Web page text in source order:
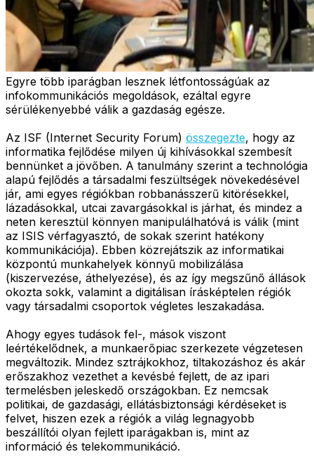
Egyre több iparágban lesznek létfontosságúak az
infokommunikációs megoldások, ezáltal egyre
sérülékenyebbé válik a gazdaság egésze.
Az ISF (Internet Security Forum) összegezte, hogy az
informatika fejlődése milyen új kihívásokkal szembesít
bennünket a jövőben. A tanulmány szerint a technológia
alapú fejlődés a társadalmi feszültségek növekedésével
jár, ami egyes régiókban robbanásszerű kitörésekkel,
lázadásokkal, utcai zavargásokkal is járhat, és mindez a
neten keresztül könnyen manipulálhatóvá is válik (mint
az ISIS vérfagyasztó, de sokak szerint hatékony
kommunikációja). Ebben közrejátszik az informatikai
központú munkahelyek könnyű mobilizálása
(kiszervezése, áthelyezése), és az így megszűnő állások
okozta sokk, valamint a digitálisan írásképtelen régiók
vagy társadalmi csoportok végletes leszakadása.
Ahogy egyes tudások fel-, mások viszont
leértékelődnek, a munkaerőpiac szerkezete végzetesen
megváltozik. Mindez sztrájkokhoz, tiltakozáshoz és akár
erőszakhoz vezethet a kevésbé fejlett, de az ipari
termelésben jeleskedő országokban. Ez nemcsak
politikai, de gazdasági, ellátásbiztonsági kérdéseket is
felvet, hiszen ezek a régiók a világ legnagyobb
beszállítói olyan fejlett iparágakban is, mint az
információ és telekommunikáció.